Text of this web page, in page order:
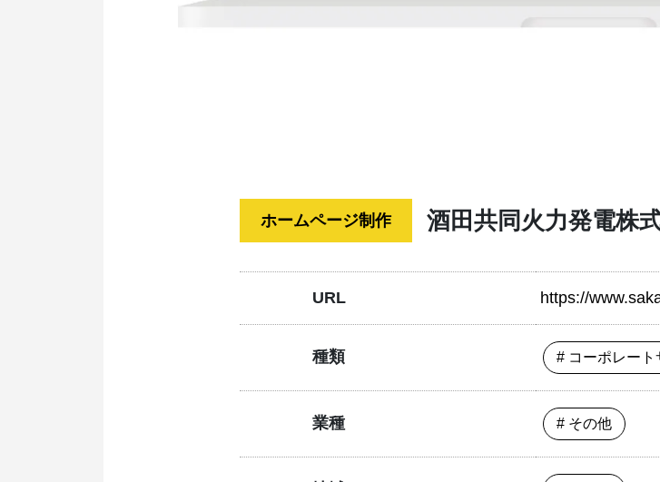
ホームページ制作 酒田共同火力発電株
URL https://
種類 # コーポレート
業種 # その他